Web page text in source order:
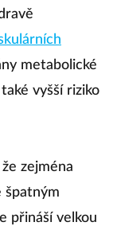
metabolické
vyšší riziko
zejména
špatným
přináší velkou